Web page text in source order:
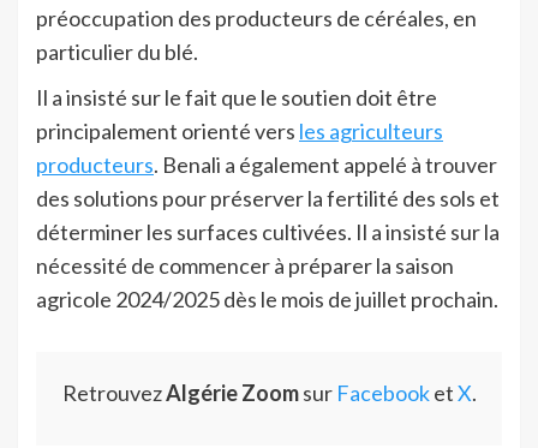
préoccupation des producteurs de céréales, en
particulier du blé.
Il a insisté sur le fait que le soutien doit être
principalement orienté vers les agriculteurs
producteurs. Benali a également appelé à trouver
des solutions pour préserver la fertilité des sols et
déterminer les surfaces cultivées. Il a insisté sur la
nécessité de commencer à préparer la saison
agricole 2024/2025 dès le mois de juillet prochain.
RetrouvezAlgérie Zoomsur FacebooketX.